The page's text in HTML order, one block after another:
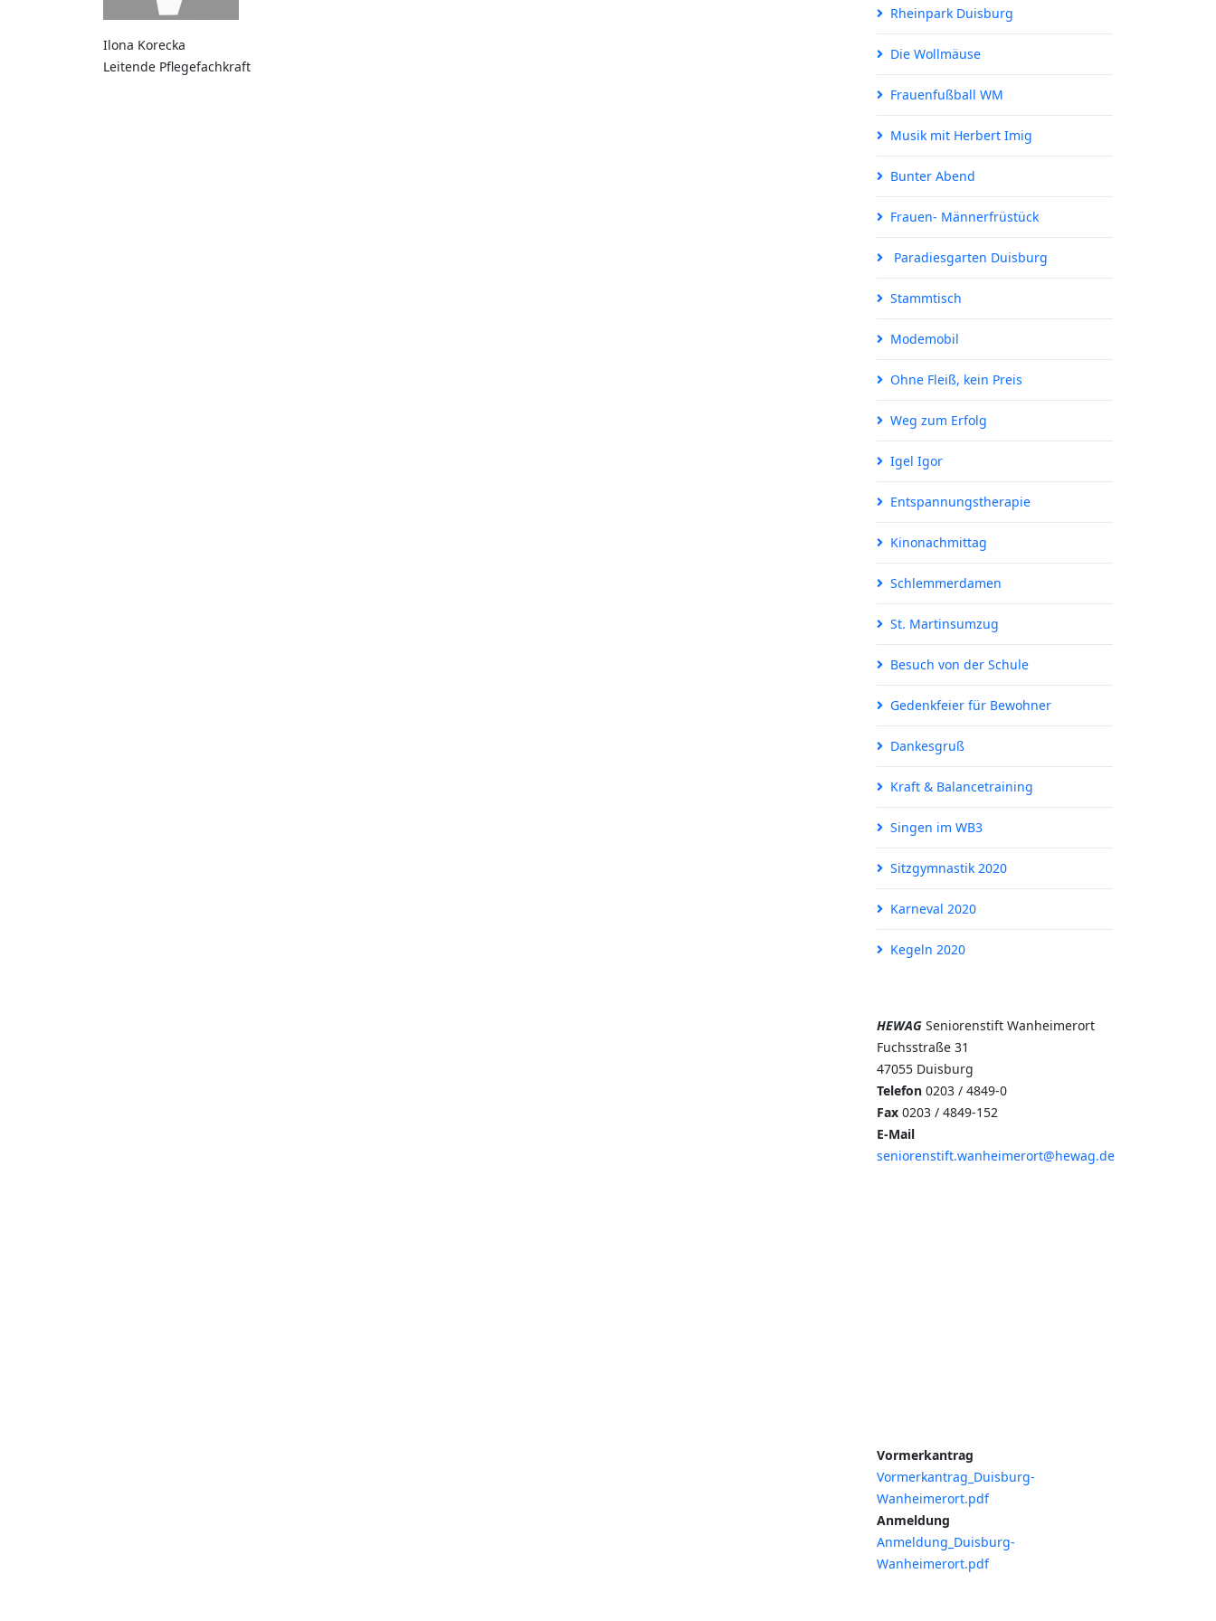
Ilona Korecka
Leitende Pflegefachkraft
Rheinpark Duisburg
Die Wollmäuse
Frauenfußball WM
Musik mit Herbert Imig
Bunter Abend
Frauen- Männerfrüstück
Paradiesgarten Duisburg
Stammtisch
Modemobil
Ohne Fleiß, kein Preis
Weg zum Erfolg
Igel Igor
Entspannungstherapie
Kinonachmittag
Schlemmerdamen
St. Martinsumzug
Besuch von der Schule
Gedenkfeier für Bewohner
Dankesgruß
Kraft & Balancetraining
Singen im WB3
Sitzgymnastik 2020
Karneval 2020
Kegeln 2020
HEWAG Seniorenstift Wanheimerort
Fuchsstraße 31
47055 Duisburg
Telefon 0203 / 4849-0
Fax 0203 / 4849-152
E-Mail
seniorenstift.wanheimerort@hewag.de
Vormerkantrag
Vormerkantrag_Duisburg-
Wanheimerort.pdf
Anmeldung
Anmeldung_Duisburg-
Wanheimerort.pdf